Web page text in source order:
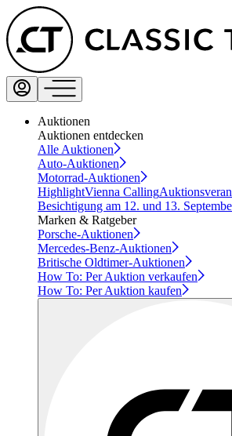
Auktionen
Auktionen entdecken
Alle Auktionen
Auto-Auktionen
Motorrad-Auktionen
HighlightVienna Calling
Besichtigung am 12. und 13.
Marken & Ratgeber
Porsche-Auktionen
Mercedes-Benz-Auktionen
Britische Oldtimer-Auktionen
How To: Per Auktion verkaufen
How To: Per Auktion kaufen